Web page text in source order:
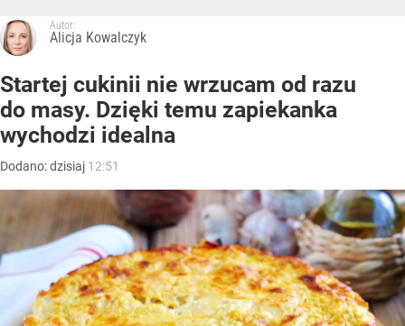
Autor:
Alicja Kowalczyk
Startej cukinii nie wrzucam od razu
do masy. Dzięki temu zapiekanka
wychodzi idealna
Dodano:dzisiaj 12:51